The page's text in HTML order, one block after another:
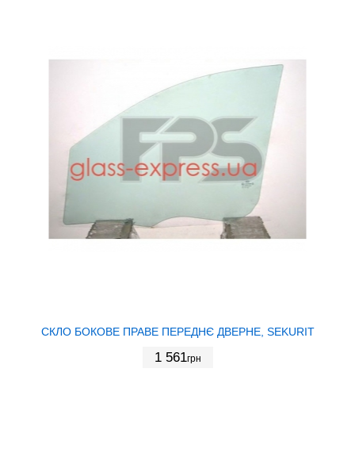
СКЛО БОКОВЕ ПРАВЕ ПЕРЕДНЄ ДВЕРНЕ, SEKURIT
1 561грн